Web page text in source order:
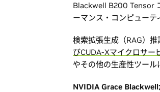
Blackwell B200 Tensor
ーマンス・コンピュー
検索拡張生成（RAG）
びCUDA-Xマイクロサー
やその他の生産性ツー
NVIDIA Grace